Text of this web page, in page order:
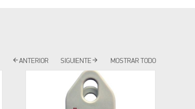
arrow_backANTERIOR SIGUIENTE arrow_forward MOSTRAR TODO